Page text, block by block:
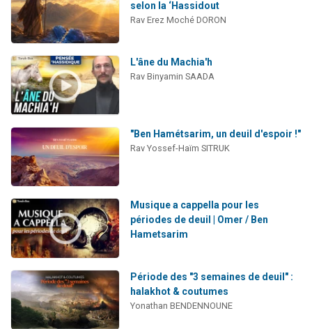
selon la ‘Hassidout
Rav Erez Moché DORON
L'âne du Machia'h
Rav Binyamin SAADA
"Ben Hamétsarim, un deuil d'espoir !"
Rav Yossef-Haïm SITRUK
Musique a cappella pour les
périodes de deuil | Omer / Ben
Hametsarim
Période des "3 semaines de deuil" :
halakhot & coutumes
Yonathan BENDENNOUNE